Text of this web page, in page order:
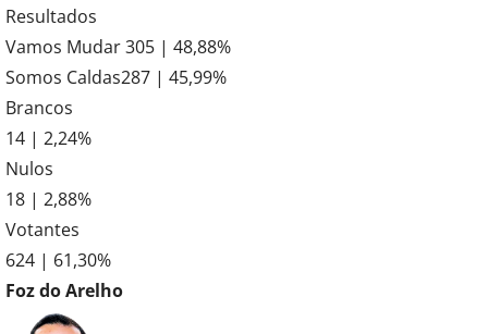
Resultados
Vamos Mudar 305 | 48,88%
Somos Caldas287 | 45,99%
Brancos
14 | 2,24%
Nulos
18 | 2,88%
Votantes
624 | 61,30%
Foz do Arelho